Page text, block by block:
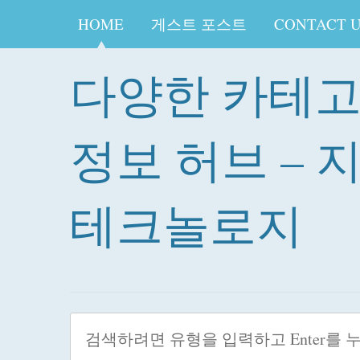
HOME 게스트 포스트 CONTACT
다양한 카테
정보 허브 –
테크놀로지